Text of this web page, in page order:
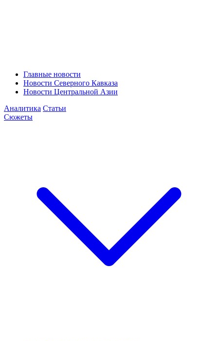
Главные новости
Новости Северного Кавказа
Новости Центральной Азии
Аналитика Статьи
Сюжеты